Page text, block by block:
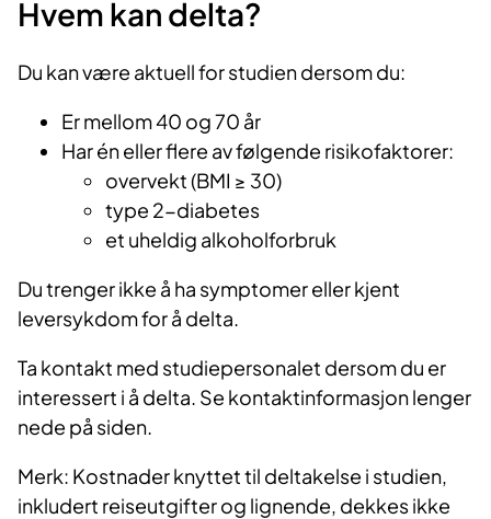
Hvem kan delta?
Du kan være aktuell for studien dersom du:
Er mellom 40 og 70 år
Har én eller flere av følgende risikofaktorer:
overvekt (BMI ≥ 30)
type 2-diabetes
et uheldig alkoholforbruk
Du trenger ikke å ha symptomer eller kjent
leversykdom for å delta.
Ta kontakt med studiepersonalet dersom du er
interessert i å delta. Se kontaktinformasjon lenger
nede på siden.
Merk: Kostnader knyttet til deltakelse i studien,
inkludert reiseutgifter og lignende, dekkes ikke